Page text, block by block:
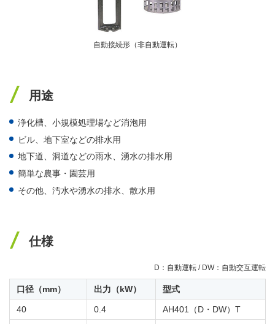
自動接続形（非自動運転）
用途
浄化槽、小規模処理場など消泡用
ビル、地下室などの排水用
地下道、洞道などの雨水、湧水の排水用
簡単な農事・園芸用
その他、汚水や湧水の排水、散水用
仕様
D：自動運転 / DW：自動交互運転
口径（mm） 出力（kW） 型式
40 0.4 AH401（D・DW）T